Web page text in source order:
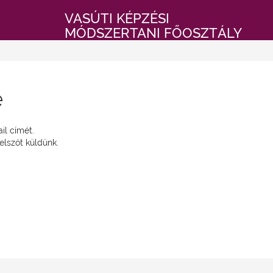
VASÚTI KÉPZÉSI
MÓDSZERTANI FŐOSZTÁLY
címét.
küldünk.